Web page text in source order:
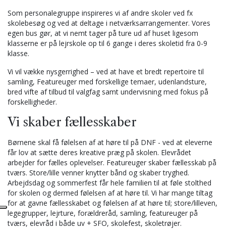
Som personalegruppe inspireres vi af andre skoler ved fx
skolebesøg og ved at deltage i netværksarrangementer. Vores
egen bus gør, at vi nemt tager på ture ud af huset ligesom
klasserne er på lejrskole op til 6 gange i deres skoletid fra 0-9
klasse.
Vi vil vække nysgerrighed – ved at have et bredt repertoire til
samling, Featureuger med forskellige temaer, udenlandsture,
bred vifte af tilbud til valgfag samt undervisning med fokus på
forskelligheder.
Vi skaber fællesskaber
Børnene skal få følelsen af at høre til på DNF - ved at eleverne
får lov at sætte deres kreative præg på skolen. Elevrådet
arbejder for fælles oplevelser. Featureuger skaber fællesskab på
tværs. Store/lille venner knytter bånd og skaber tryghed.
Arbejdsdag og sommerfest får hele familien til at føle stolthed
for skolen og dermed følelsen af at høre til. Vi har mange tiltag
for at gavne fællesskabet og følelsen af at høre til; store/lilleven,
legegrupper, lejrture, forældreråd, samling, featureuger på
tværs, elevråd i både uv + SFO, skolefest, skoletrøjer.